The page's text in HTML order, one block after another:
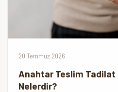
20 Temmuz 2026
Anahtar Teslim Tadilat
Nelerdir?